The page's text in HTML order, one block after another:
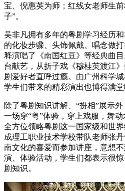
宝、倪惠英为师；红线女老师生
子”。
吴非凡拥有多年的粤剧学习经历
的化妆步骤、头饰佩戴、唱念做
释演唱了《南国红豆》等经典曲
台献艺，从折子戏《穆桂英渡江
剧爱好者直呼过瘾。由广州科学
学生们带来的精彩演出也博得满堂
除了粤剧知识讲解、“扮相”展示
一场穿“粤”体验，穿上戏服，舞
全方位领略粤剧这一国家级和世
成理工职业技术学校带队老师张
南文化的喜爱而参加讲座，意想
演、体验活动，学生们都表示很
剧知识。